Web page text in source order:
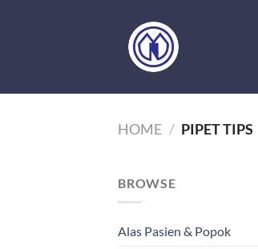
HOME / PIPET TIPS
BROWSE
Alas Pasien & Popok